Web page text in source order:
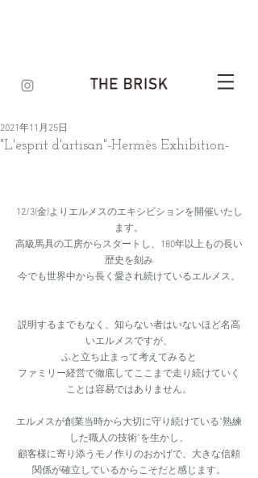
"L'esprit d'artisan"-Hermès Exhibition-
2021年11月25日
12/3(金)よりエルメスのエキシビションを開催いたし
ます。
高級馬具の工房からスタートし、180年以上もの長い
歴史を刻み
今でも世界中から長く愛され続けているエルメス。
説明するまでもなく、知らない者はいないほど名高
いエルメスですが、
ふと立ち止まって考えてみると
ファミリー経営で徹底してここまで走り続けていく
ことは容易ではありません。
エルメスが創業当時から大切に守り続けている"熟練
した職人の技術"を生かし、
顧客様に寄り添うモノ作りのおかげで、大きな信頼
関係が確立しているからこそだと感じます。